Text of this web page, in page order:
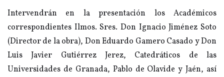
Intervendrán en la presentación los Académicos
correspondientes Ilmos. Sres. Don Ignacio Jiménez Soto
(Director de la obra), Don Eduardo Gamero Casado y Don
Luis Javier Gutiérrez Jerez, Catedráticos de las
Universidades de Granada, Pablo de Olavide y Jaén, así